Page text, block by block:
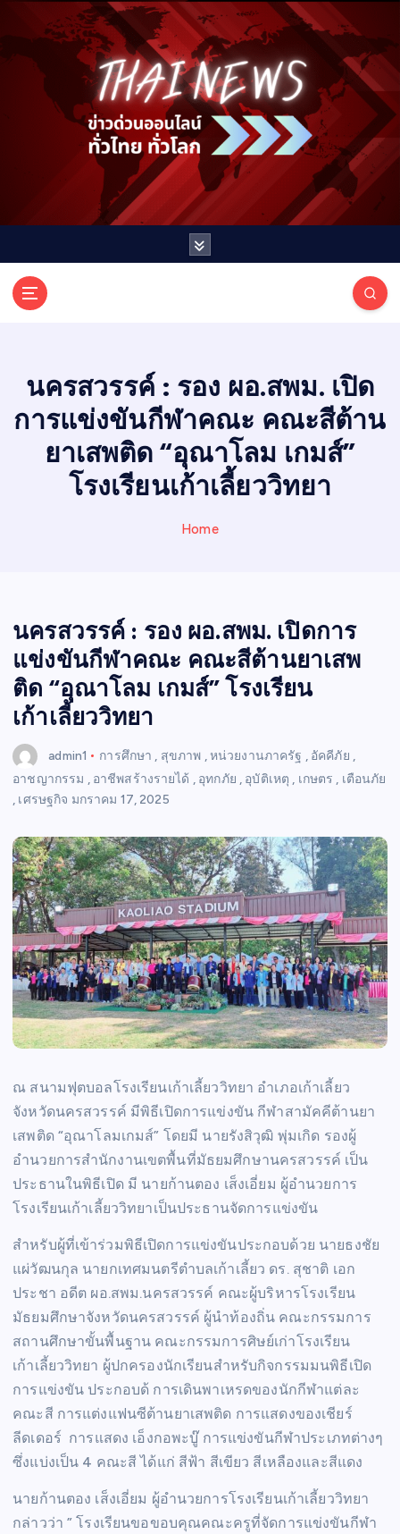
I
N
E
W
S
นครสวรรค์ : รอง ผอ.สพม. เปิด
การแข่งขันกีฬาคณะ คณะสีต้าน
ยาเสพติด “อุณาโลม เกมส์”
โรงเรียนเก้าเลี้ยววิทยา
Home
นครสวรรค์ : รอง ผอ.สพม. เปิดการ
แข่งขันกีฬาคณะ คณะสีต้านยาเสพ
ติด “อุณาโลม เกมส์” โรงเรียน
เก้าเลี้ยววิทยา
admin1 การศึกษา , สุขภาพ ,หน่วยงานภาครัฐ , อัคคีภัย ,
อาชญากรรม , อาชีพสร้างรายได้ , อุทกภัย , อุบัติเหตุ , เกษตร , เตือนภัย
, เศรษฐกิจ มกราคม 17, 2025
ณ สนามฟุตบอลโรงเรียนเก้าเลี้ยววิทยา อำเภอเก้าเลี้ยว
จังหวัดนครสวรรค์ มีพิธีเปิดการแข่งขัน กีฬาสามัคคีต้านยา
เสพติด “อุณาโลมเกมส์” โดยมี นายรังสิวุฒิ พุ่มเกิด รองผู้
อำนวยการสำนักงานเขตพื้นที่มัธยมศึกษานครสวรรค์ เป็น
ประธานในพิธีเปิด มี นายก้านตอง เส็งเอี่ยม ผู้อำนวยการ
โรงเรียนเก้าเลี้ยววิทยาเป็นประธานจัดการแข่งขัน
สำหรับผู้ที่เข้าร่วมพิธีเปิดการแข่งขันประกอบด้วย นายธงชัย
แผ่วัฒนกุล นายกเทศมนตรีตำบลเก้าเลี้ยว ดร. สุชาติ เอก
ประชา อดีต ผอ.สพม.นครสวรรค์ คณะผู้บริหารโรงเรียน
มัธยมศึกษาจังหวัดนครสวรรค์ ผู้นำท้องถิ่น คณะกรรมการ
สถานศึกษาขั้นพื้นฐาน คณะกรรมการศิษย์เก่าโรงเรียน
เก้าเลี้ยววิทยา ผู้ปกครองนักเรียนสำหรับกิจกรรมมนพิธีเปิด
การแข่งขัน ประกอบด้ การเดินพาเหรดของนักกีฬาแต่ละ
คณะสี การแต่งแฟนซีต้านยาเสพติด การแสดงของเชียร์
ลีดเดอร์ การแสดง เอ็งกอพะบู๊ การแข่งขันกีฬาประเภทต่างๆ
ซึ่งแบ่งเป็น 4 คณะสี ได้แก่ สีฟ้า สีเขียว สีเหลืองและสีแดง
นายก้านตอง เส็งเอี่ยม ผู้อำนวยการโรงเรียนเก้าเลี้ยววิทยา
กล่าวว่า ” โรงเรียนขอขอบคุณคณะครูที่จัดการแข่งขันกีฬา